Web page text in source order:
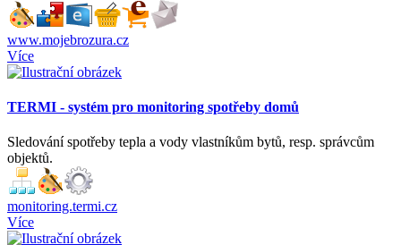
www.mojebrozura.cz
Více
TERMI - systém pro monitoring spotřeby domů
Sledování spotřeby tepla a vody vlastníkům bytů, resp. správcům
objektů.
monitoring.termi.cz
Více